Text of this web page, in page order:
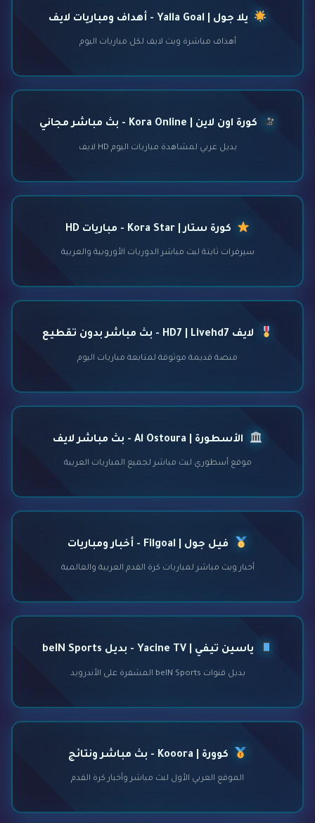
يلا جول | Yalla Goal - أهداف ومباريات لايف
أهداف مباشرة وبث لايف لكل مباريات اليوم
كورة اون لاين | Kora Online - بث مباشر مجاني
بديل عربي لمشاهدة مباريات اليوم HD لايف
كورة ستار | Kora Star - مباريات HD
سيرفرات ثابتة لبث مباشر الدوريات الأوروبية والعربية
لايف HD7 | Livehd7 - بث مباشر بدون تقطيع
منصة قديمة موثوقة لمتابعة مباريات اليوم
الأسطورة | Al Ostoura - بث مباشر لايف
موقع أسطوري لبث مباشر لجميع المباريات العربية
فيل جول | Filgoal - أخبار ومباريات
أخبار وبث مباشر لمباريات كرة القدم العربية والعالمية
ياسين تيفي | Yacine TV - بديل beIN Sports
بديل قنوات beIN Sports المشفرة على الأندرويد
كوورة | Kooora - بث مباشر ونتائج
الموقع العربي الأول لبث مباشر وأخبار كرة القدم